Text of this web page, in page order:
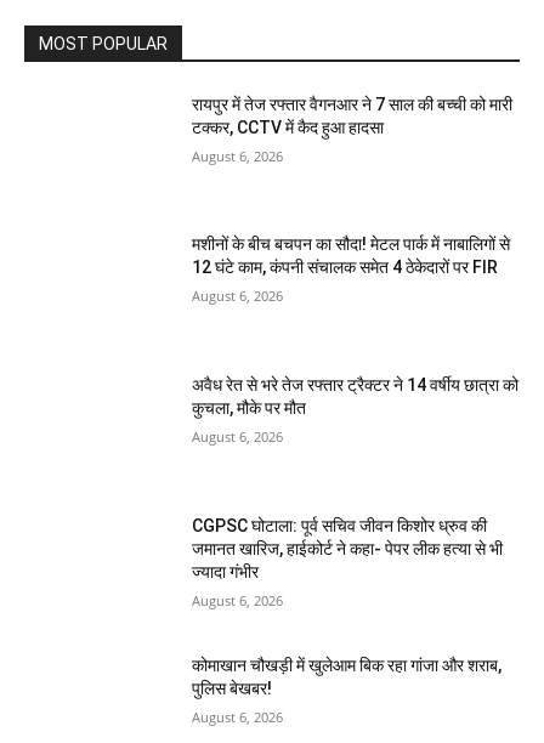
MOST POPULAR
रायपुर में तेज रफ्तार वैगनआर ने 7 साल की बच्ची को मारी
टक्कर, CCTV में कैद हुआ हादसा
August 6, 2026
मशीनों के बीच बचपन का सौदा! मेटल पार्क में नाबालिगों से
12 घंटे काम, कंपनी संचालक समेत 4 ठेकेदारों पर FIR
August 6, 2026
अवैध रेत से भरे तेज रफ्तार ट्रैक्टर ने 14 वर्षीय छात्रा को
कुचला, मौके पर मौत
August 6, 2026
CGPSC घोटाला: पूर्व सचिव जीवन किशोर ध्रुव की
जमानत खारिज, हाईकोर्ट ने कहा- पेपर लीक हत्या से भी
ज्यादा गंभीर
August 6, 2026
कोमाखान चौखड़ी में खुलेआम बिक रहा गांजा और शराब,
पुलिस बेखबर!
August 6, 2026